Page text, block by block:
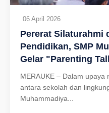
06 April 2026
Pererat Silaturahmi
Pendidikan, SMP
Gelar "Parenting
MERAUKE – Dalam upaya
antara sekolah dan
Muhammadiya...